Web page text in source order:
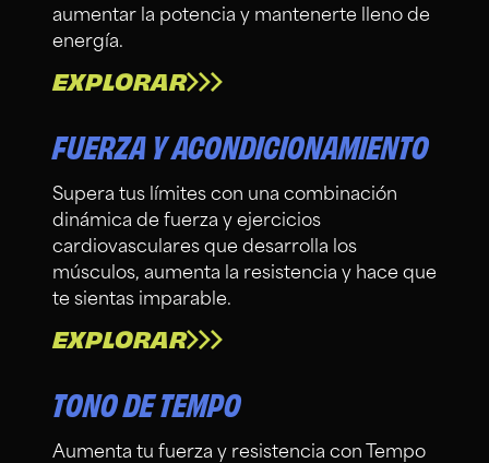
aumentar la potencia y mantenerte lleno de
energía.
EXPLORAR
FUERZA Y ACONDICIONAMIENTO
Supera tus límites con una combinación
dinámica de fuerza y ejercicios
cardiovasculares que desarrolla los
músculos, aumenta la resistencia y hace que
te sientas imparable.
EXPLORAR
TONO DE TEMPO
Aumenta tu fuerza y resistencia con Tempo